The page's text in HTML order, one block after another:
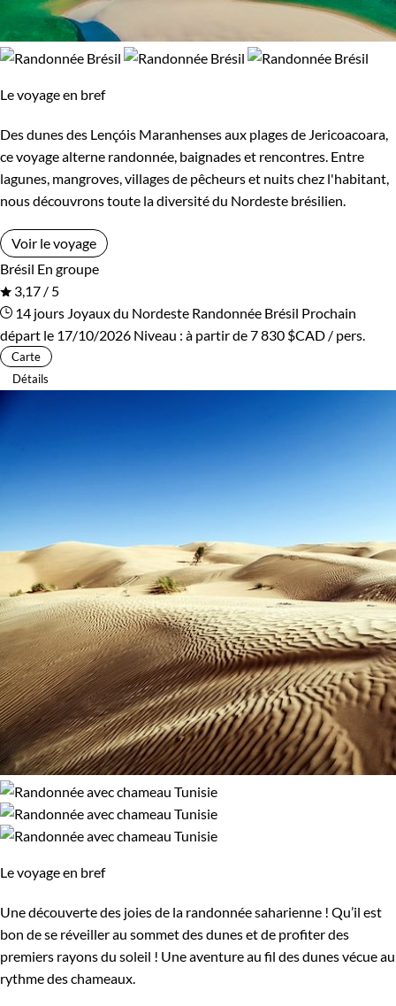
Le voyage en bref
Des dunes des Lençóis Maranhenses aux plages de Jericoacoara,
ce voyage alterne randonnée, baignades et rencontres. Entre
lagunes, mangroves, villages de pêcheurs et nuits chez l'habitant,
nous découvrons toute la diversité du Nordeste brésilien.
Voir le voyage
Brésil En groupe
3,17 / 5
14 jours Joyaux du Nordeste Randonnée Brésil Prochain
départ le 17/10/2026 Niveau : à partir de7 830 $CAD / pers.
Carte
Détails
Le voyage en bref
Une découverte des joies de la randonnée saharienne ! Qu’il est
bon de se réveiller au sommet des dunes et de profiter des
premiers rayons du soleil ! Une aventure au fil des dunes vécue au
rythme des chameaux.